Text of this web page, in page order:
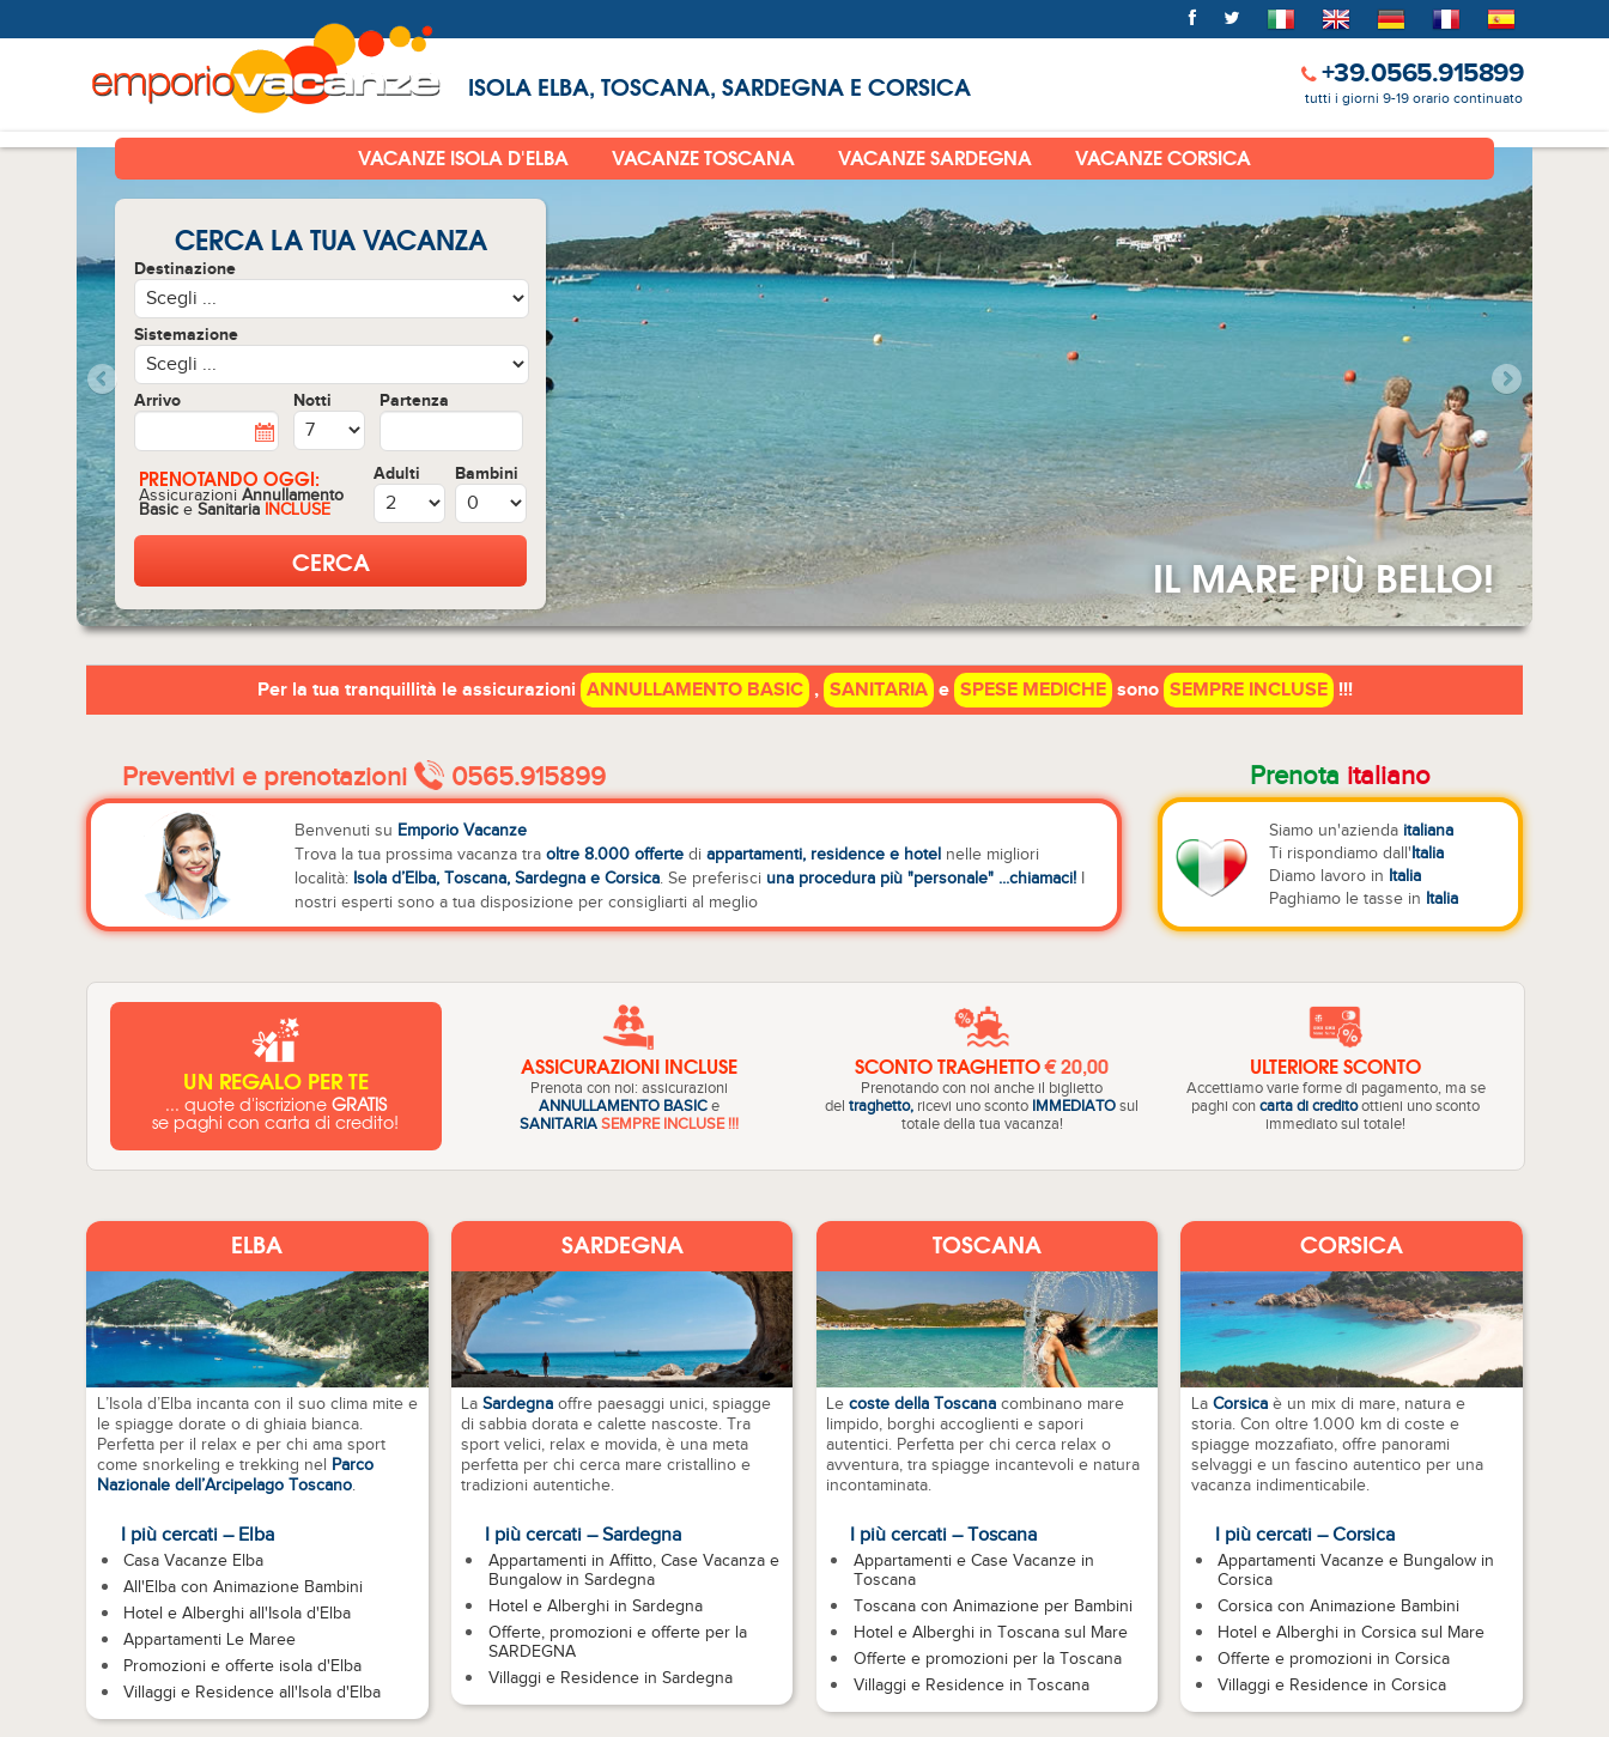
ISOLA ELBA, TOSCANA, SARDEGNA E CORSICA +39.0565.915899
tutti i giorni 9-19 orario continuato
VACANZE ISOLA D'ELBA VACANZE TOSCANA VACANZE SARDEGNA VACANZE CORSICA
CERCA LA TUA VACANZA
Destinazione
Sistemazione
Arrivo Notti Partenza
PRENOTANDO OGGI:
Assicurazioni Annullamento
Basice Sanitaria INCLUSE
Adulti Bambini
IL MARE PIÙ BELLO!
Per la tua tranquillità le assicurazioni ANNULLAMENTO BASIC , SANITARIA e SPESE MEDICHE sono SEMPRE INCLUSE !!!
Preventivi e prenotazioni 0565.915899
Benvenuti su Emporio Vacanze
Trova la tua prossima vacanza traoltre 8.000 offerte diappartamenti, residence e hotel nelle migliori
località: Isola d’Elba, Toscana, Sardegna e Corsica. Se preferisci una procedura più "personale" ...chiamaci! I
nostri esperti sono a tua disposizione per consigliarti al meglio
Prenota italiano
Siamo un'azienda italiana
Ti rispondiamo dall'Italia
Diamo lavoro in Italia
Paghiamo le tasse in Italia
UN REGALO PER TE
... quote d'iscrizioneGRATIS
se paghi con carta di credito!
ASSICURAZIONI INCLUSE
Prenota con noi: assicurazioni
ANNULLAMENTO BASIC e
SANITARIA SEMPRE INCLUSE !!!
SCONTO TRAGHETTO€ 20,00
Prenotando con noi anche il biglietto
deltraghetto, ricevi uno sconto IMMEDIATOsul
totale della tua vacanza!
ULTERIORE SCONTO
Accettiamo varie forme di pagamento, ma se
paghi con carta di creditoottieni uno sconto
immediato sul totale!
ELBA
L’Isola d’Elba incanta con il suo clima mite e
le spiagge dorate o di ghiaia bianca.
Perfetta per il relax e per chi ama sport
come snorkeling e trekking nel Parco
Nazionale dell’Arcipelago Toscano.
I più cercati – Elba
Casa Vacanze Elba
All'Elba con Animazione Bambini
Hotel e Alberghi all'Isola d'Elba
Appartamenti Le Maree
Promozioni e offerte isola d'Elba
Villaggi e Residence all'Isola d'Elba
SARDEGNA
LaSardegna offre paesaggi unici, spiagge
di sabbia dorata e calette nascoste. Tra
sport velici, relax e movida, è una meta
perfetta per chi cerca mare cristallino e
tradizioni autentiche.
I più cercati – Sardegna
Appartamenti in Affitto, Case Vacanza e
Bungalow in Sardegna
Hotel e Alberghi in Sardegna
Offerte, promozioni e offerte per la
SARDEGNA
Villaggi e Residence in Sardegna
TOSCANA
Lecoste della Toscana combinano mare
limpido, borghi accoglienti e sapori
autentici. Perfetta per chi cerca relax o
avventura, tra spiagge incantevoli e natura
incontaminata.
I più cercati – Toscana
Appartamenti e Case Vacanze in
Toscana
Toscana con Animazione per Bambini
Hotel e Alberghi in Toscana sul Mare
Offerte e promozioni per la Toscana
Villaggi e Residence in Toscana
CORSICA
La Corsicaè un mix di mare, natura e
storia. Con oltre 1.000 km di coste e
spiagge mozzafiato, offre panorami
selvaggi e un fascino autentico per una
vacanza indimenticabile.
I più cercati – Corsica
Appartamenti Vacanze e Bungalow in
Corsica
Corsica con Animazione Bambini
Hotel e Alberghi in Corsica sul Mare
Offerte e promozioni in Corsica
Villaggi e Residence in Corsica